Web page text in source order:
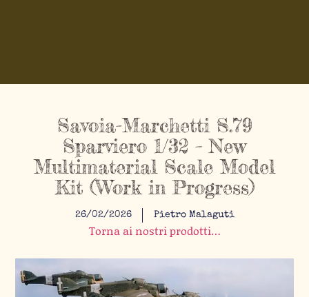
Savoia-Marchetti S.79
Sparviero 1/32 – New
Multimaterial Scale Model
Kit (Work in Progress)
26/02/2026 Pietro Malaguti
Torna ai nostri prodotti…